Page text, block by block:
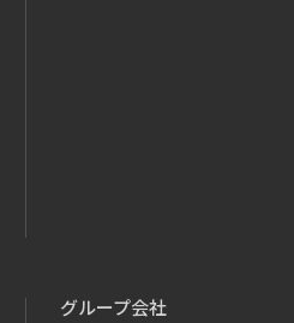
グループ会社